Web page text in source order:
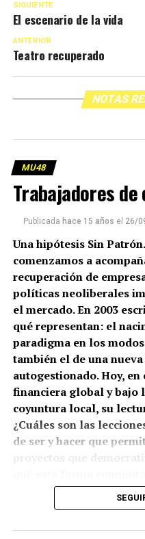
SIGUIENTE
El escenario de la vida
ANTERIOR
Teatro recuperado
NOTAS
MU48
Trabajadores
Publicada hace 15 años el 26/
Una hipótesis Sin
comenzamos a
recuperación de
políticas neoliberales
el mercado. En 2003
qué representan: el
paradigma en los
también el de una
autogestionado. Hoy,
financiera global y bajo
coyuntura local, su
¿Cuáles son las
de ser y hacer que
ignorada por
obligaciones surgen a